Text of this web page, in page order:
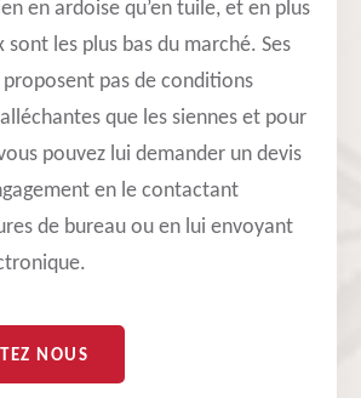
en ardoise qu’en tuile, et en plus
sont les plus bas du marché. Ses
pas de conditions
que les siennes et pour
pouvez lui demander un devis
en le contactant
de bureau ou en lui envoyant
NOUS